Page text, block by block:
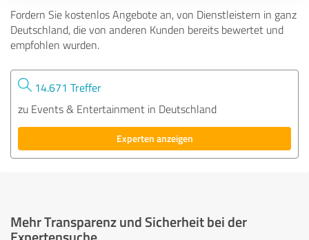
Fordern Sie kostenlos Angebote an, von Dienstleistern in ganz
Deutschland, die von anderen Kunden bereits bewertet und
empfohlen wurden.
14.671 Treffer
zu Events & Entertainment in Deutschland
Experten anzeigen
Mehr Transparenz und Sicherheit bei der